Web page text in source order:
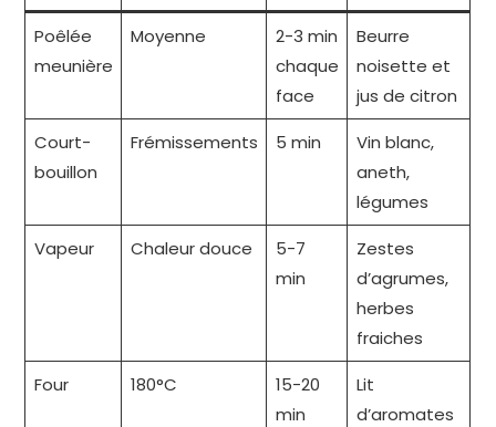
Poêlée
meunière
Moyenne
2-3 min
chaque
face
Beurre
noisette et
jus de citron
Court-
bouillon
Frémissements 5 min
Vin blanc,
aneth,
légumes
Vapeur
Chaleur douce
5-7
min
Zestes
d’agrumes,
herbes
fraiches
Four
180°C
15-20
min
Lit
d’aromates